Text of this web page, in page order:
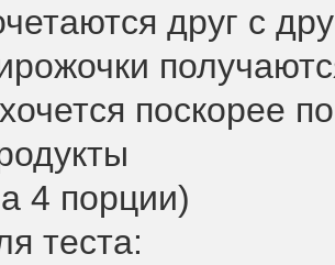
друг с
поскорее
4 порции)
теста: